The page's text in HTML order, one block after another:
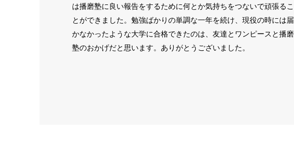
は播磨塾に良い報告をするために何とか気持ちをつないで頑張るこ
とができました。勉強ばかりの単調な一年を続け、現役の時には届
かなかったような大学に合格できたのは、友達とワンピースと播磨
塾のおかげだと思います。ありがとうございました。